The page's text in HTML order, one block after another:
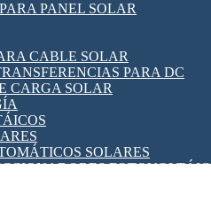
PANEL SOLAR
CABLE SOLAR
PARA DC
CARGA SOLAR
SOLARES